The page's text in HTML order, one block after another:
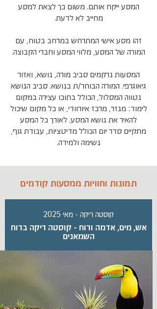
המסע ייקח אותם. משום כך לצאת למסע
מחייב לא לדעת.
זהו מסע אישי המתרחש במרחב בטוח, עם
המורה של המסע, מלווי המסע וחברי הקבוצה.
המסעות נרקמים סביב מורה, נושא, ואזור
גיאוגרפי. המורה הבוחר/ת בנושא. סביב הנושא
נטווה המסלול, הכולל בתוכו עצירה במקום
לימוד: מנזר, מרכז איורוודי, או כל מקום שיכול
להאיר את נושא המסע. לאורך כל המסע
מתקיים סדר יום הכולל מדיטציות, עבודת גוף,
נשימה ולמידה.
תמונות וחוויות ממסעות קודמים
קוסטה ריקה - מאי 2025
אש, מים, אדמה ורוח - קוסטה ריקה ברוח
השמאנים